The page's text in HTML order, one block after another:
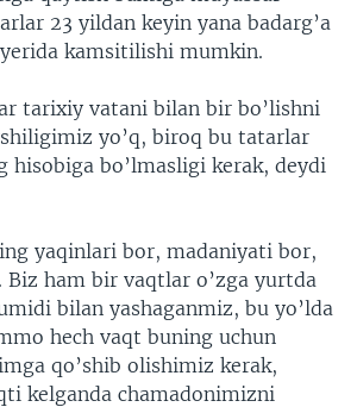
23 yildan keyin yana badarg’a
kamsitilishi mumkin.
tarixiy vatani bilan bir bo’lishni
yo’q, biroq bu tatarlar
hisobiga bo’lmasligi kerak, deydi
yaqinlari bor, madaniyati bor,
ham bir vaqtlar o’zga yurtda
bilan yashaganmiz, bu yo’lda
hech vaqt buning uchun
qo’shib olishimiz kerak,
kelganda chamadonimizni